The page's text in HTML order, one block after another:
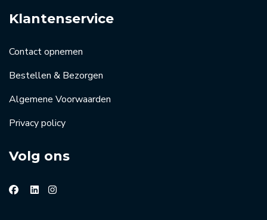
Klantenservice
Contact opnemen
Bestellen & Bezorgen
Algemene Voorwaarden
Privacy policy
Volg ons